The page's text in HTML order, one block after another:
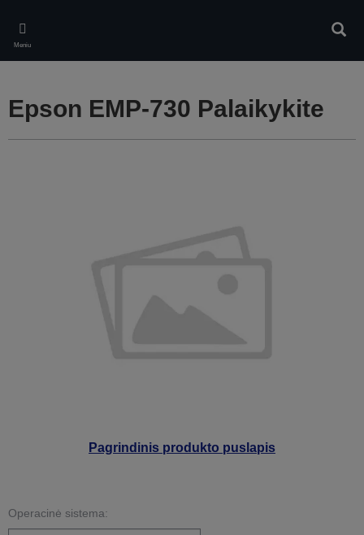
main
content
Meniu
Pagrindinis produkto puslapis
Epson EMP-730 Palaikykite
Operacinė sistema: